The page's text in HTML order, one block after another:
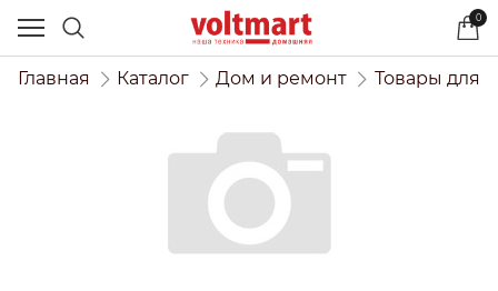
0
Главная Каталог Дом и ремонт Товары для